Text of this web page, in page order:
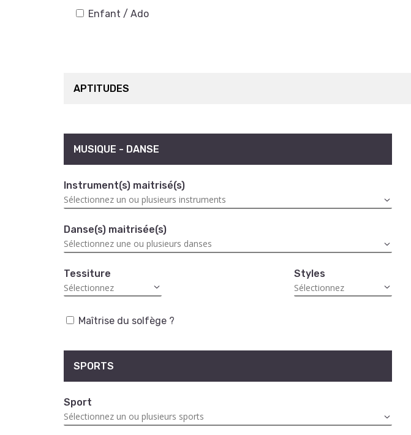
Enfant / Ado
APTITUDES
MUSIQUE - DANSE
Instrument(s) maitrisé(s)
Danse(s) maitrisée(s)
Tessiture Styles
Maîtrise du solfège ?
SPORTS
Sport